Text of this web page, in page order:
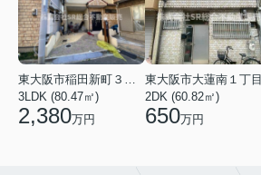
3LDK (80.47㎡)
2,380万円
東大阪市大蓮南１丁目
2DK (60.82㎡)
650万円